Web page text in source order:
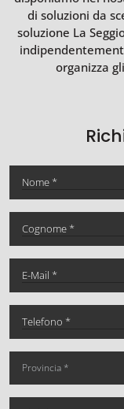
di soluzioni da
soluzione La
organizza